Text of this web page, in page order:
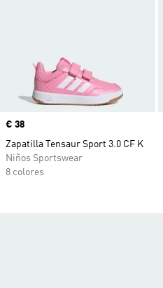
Precio
€ 38
Zapatilla Tensaur Sport 3.0 CF K
Niños Sportswear
8 colores